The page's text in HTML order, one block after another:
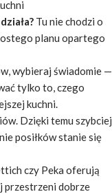
Tu nie chodzi o
planu opartego
wybieraj świadomie —
tylko to, czego
kuchni.
Dzięki temu szybciej
posiłków stanie się
czy Peka oferują
przestrzeni dobrze